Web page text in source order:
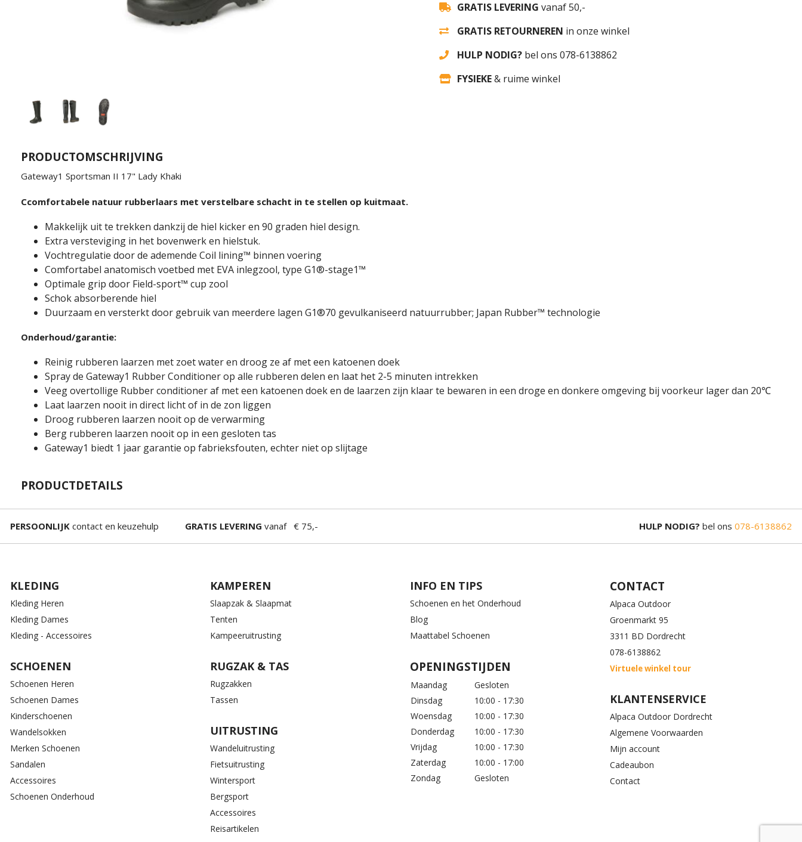
GRATIS LEVERING vanaf 50,-
GRATIS RETOURNEREN in onze winkel
HULP NODIG?bel ons 078-6138862
FYSIEKE& ruime winkel
PRODUCTOMSCHRIJVING
Gateway1 Sportsman II 17" Lady Khaki
Ccomfortabele natuur rubberlaars met verstelbare schacht in te stellen op kuitmaat.
Makkelijk uit te trekken dankzij de hiel kicker en 90 graden hiel design.
Extra versteviging in het bovenwerk en hielstuk.
Vochtregulatie door de ademende Coil lining™ binnen voering
Comfortabel anatomisch voetbed met EVA inlegzool, type G1®-stage1™
Optimale grip door Field-sport™ cup zool
Schok absorberende hiel
Duurzaam en versterkt door gebruik van meerdere lagen G1®70 gevulkaniseerd natuurrubber; Japan Rubber™ technologie
Onderhoud/garantie:
Reinig rubberen laarzen met zoet water en droog ze af met een katoenen doek
Spray de Gateway1 Rubber Conditioner op alle rubberen delen en laat het 2-5 minuten intrekken
Veeg overtollige Rubber conditioner af met een katoenen doek en de laarzen zijn klaar te bewaren in een droge en donkere omgeving bij voorkeur lager dan 20℃
Laat laarzen nooit in direct licht of in de zon liggen
Droog rubberen laarzen nooit op de verwarming
Berg rubberen laarzen nooit op in een gesloten tas
Gateway1 biedt 1 jaar garantie op fabrieksfouten, echter niet op slijtage
PRODUCTDETAILS
PERSOONLIJK contact en keuzehulp GRATIS LEVERING vanaf € 75,- HULP NODIG? bel ons 078-6138862
KLEDING
Kleding Heren
Kleding Dames
Kleding - Accessoires
SCHOENEN
Schoenen Heren
Schoenen Dames
Kinderschoenen
Wandelsokken
Merken Schoenen
Sandalen
Accessoires
Schoenen Onderhoud
KAMPEREN
Slaapzak & Slaapmat
Tenten
Kampeeruitrusting
RUGZAK & TAS
Rugzakken
Tassen
UITRUSTING
Wandeluitrusting
Fietsuitrusting
Wintersport
Bergsport
Accessoires
Reisartikelen
INFO EN TIPS
Schoenen en het Onderhoud
Blog
Maattabel Schoenen
OPENINGSTIJDEN
Maandag
Gesloten
Dinsdag
10:00 - 17:30
Woensdag
10:00 - 17:30
Donderdag
10:00 - 17:30
Vrijdag
10:00 - 17:30
Zaterdag
10:00 - 17:00
Zondag
Gesloten
CONTACT
Alpaca Outdoor
Groenmarkt 95
3311 BD Dordrecht
078-6138862
Virtuele winkel tour
KLANTENSERVICE
Alpaca Outdoor Dordrecht
Algemene Voorwaarden
Mijn account
Cadeaubon
Contact